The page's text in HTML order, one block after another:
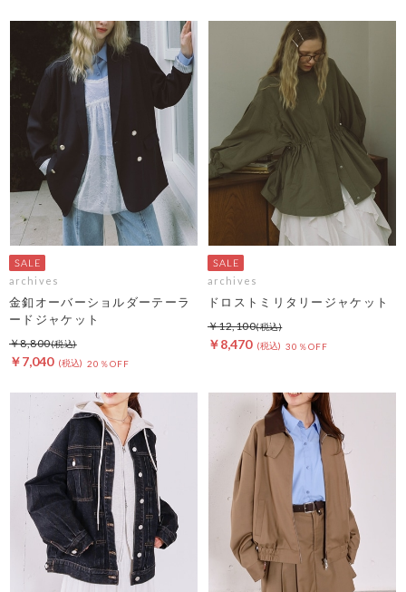
archives
金釦オーバーショルダーテーラ
ードジャケット
￥7,040 20％OFF
￥8,800
archives
ドロストミリタリージャケット
￥8,470 30％OFF
￥12,100